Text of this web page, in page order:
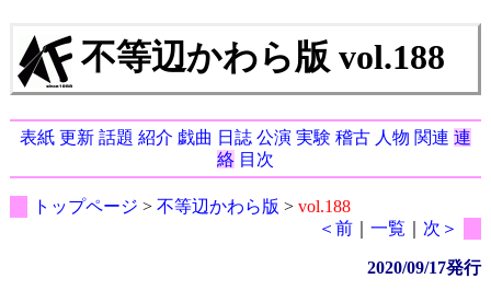
不等辺かわら版 vol.188
表紙 更新 話題 紹介 戯曲 日誌 公演 実験 稽古 人物 関連 連
絡 目次
トップページ > 不等辺かわら版 > vol.188
＜前 ｜一覧 次＞
2020/09/17発行